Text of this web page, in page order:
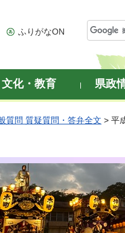
ふりがなON
文化・教育 県政
質問 質疑質問・答弁全文 > 平